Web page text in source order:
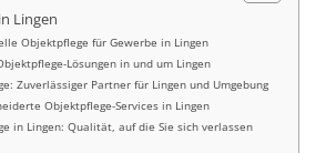
Lingen
Objektpflege für Gewerbe in Lingen
Lösungen in und um Lingen
Zuverlässiger Partner für Lingen und Umgebung
Objektpflege-Services in Lingen
in Lingen: Qualität, auf die Sie sich verlassen